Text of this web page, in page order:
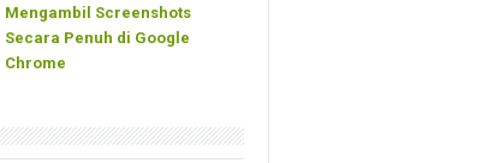
Mengambil Screenshots
Secara Penuh di Google
Chrome